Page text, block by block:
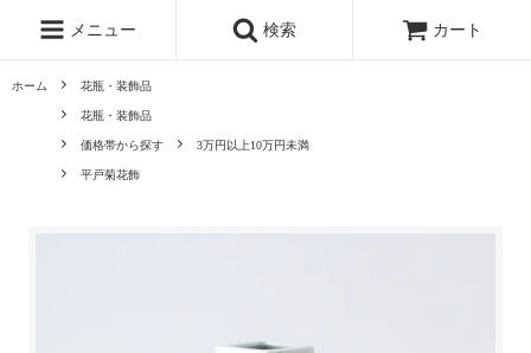
メニュー 検索 カート
ホーム 花瓶・装飾品
花瓶・装飾品
価格帯から探す 3万円以上10万円未満
平戸菊花飾